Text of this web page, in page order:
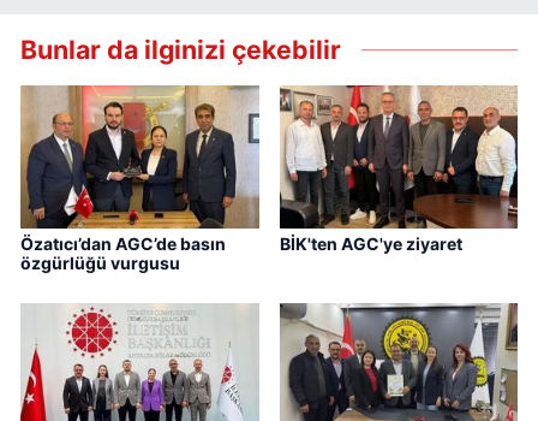
Bunlar da ilginizi çekebilir
Özatıcı’dan AGC’de basın
özgürlüğü vurgusu
BİK'ten AGC'ye ziyaret